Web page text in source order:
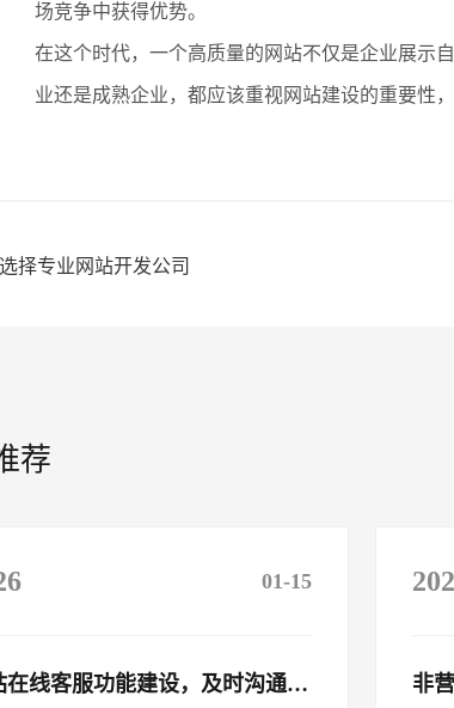
场竞争中获得优势。
在这个时代，一个高质量的网站不仅是企业展示
业还是成熟企业，都应该重视网站建设的重要性
选择专业网站开发公司
荐
01-15
网站在线客服功能建设，及时沟通客户​